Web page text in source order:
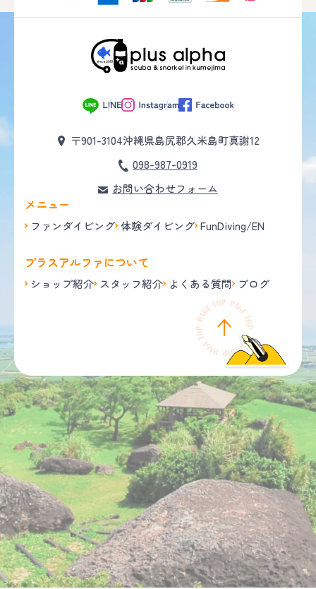
〒901-3104沖縄県島尻郡久米島町真謝12
098-987-0919
お問い合わせフォーム
メニュー
ファンダイビング 体験ダイビング FunDiving/EN
プラスアルファについて
ショップ紹介 スタッフ紹介 よくある質問 ブログ